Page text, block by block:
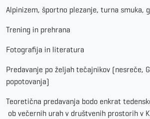
Alpinizem, športno plezanje, turna smuka,
Trening in prehrana
Fotografija in literatura
Predavanje po željah tečajnikov (nesreče,
popotovanja)
Teoretična predavanja bodo enkrat
ob večernih urah v društvenih prostorih v